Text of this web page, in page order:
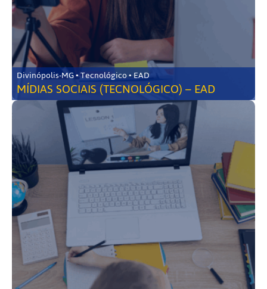
Divinópolis-MG • Tecnológico • EAD
MÍDIAS SOCIAIS (TECNOLÓGICO) – EAD